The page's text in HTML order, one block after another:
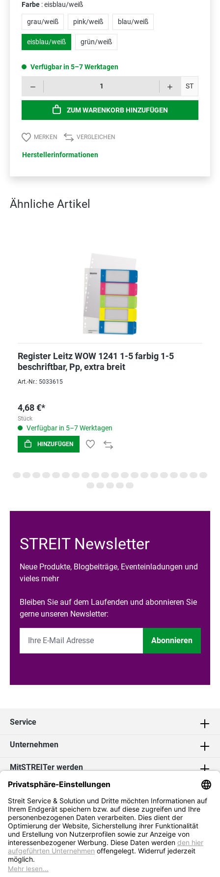
Farbe : eisblau/weiß
grau/weiß pink/weiß blau/weiß
eisblau/weiß grün/weiß
Verfügbar in 5–7 Werktagen
ST
ZUM WARENKORB HINZUFÜGEN
MERKEN VERGLEICHEN
Herstellerinformationen
Ähnliche Artikel
Register Leitz WOW 1241 1-5 farbig 1-5
beschriftbar, Pp, extra breit
Art.-Nr.: 5033615
4,68 €*
Stück
Verfügbar in 5–7 Werktagen
HINZUFÜGEN
STREIT Newsletter
Neue Produkte, Blogbeiträge, Eventeinladungen und
vieles mehr
Bleiben Sie auf dem Laufenden und abonnieren Sie
gerne unseren Newsletter:
Abonnieren
Service
Unternehmen
MitSTREITer werden
Kontakt
Social Media